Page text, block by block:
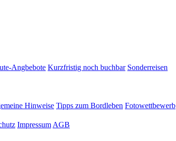
Angbebote Kurzfristig noch buchbar Sonderreisen
Hinweise Tipps zum Bordleben Fotowettbewerb
Impressum AGB